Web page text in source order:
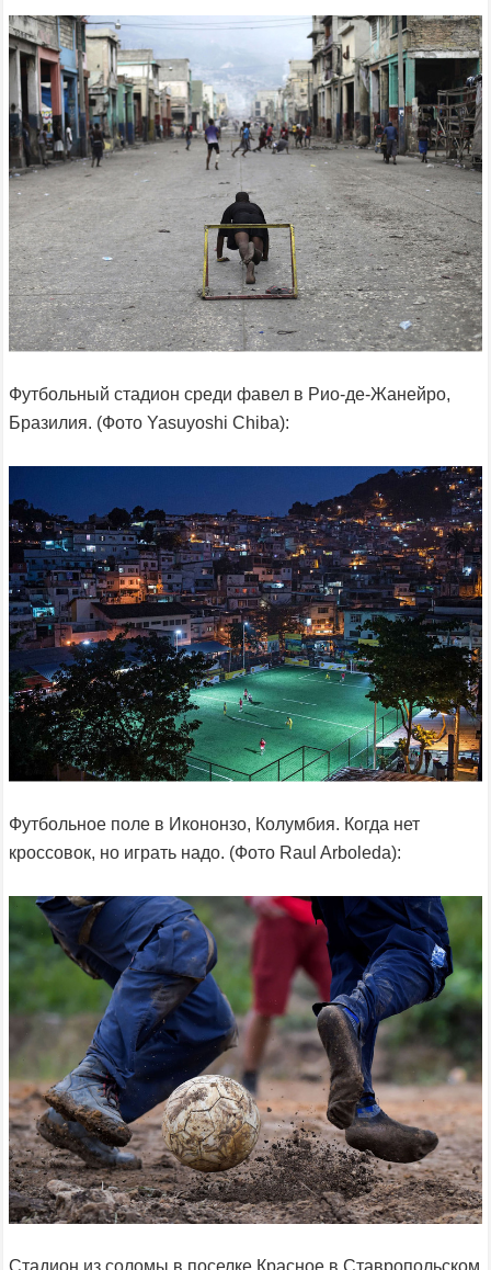
Футбольный стадион среди фавел в Рио-де-Жанейро,
Бразилия. (Фото Yasuyoshi Chiba):
Футбольное поле в Икононзо, Колумбия. Когда нет
кроссовок, но играть надо. (Фото Raul Arboleda):